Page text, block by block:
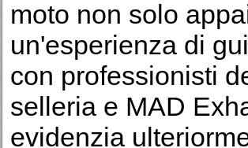
moto non solo
un'esperienza di
con professionisti
selleria e MAD
evidenzia